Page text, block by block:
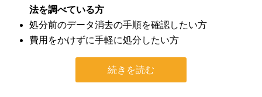
法を調べている方
処分前のデータ消去の手順を確認したい方
費用をかけずに手軽に処分したい方
続きを読む